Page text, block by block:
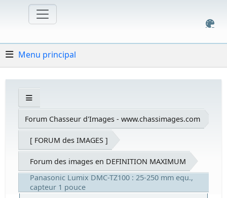
Menu principal
Forum Chasseur d'Images - www.chassimages.com
[ FORUM des IMAGES ]
Forum des images en DEFINITION MAXIMUM
Panasonic Lumix DMC-TZ100 : 25-250 mm equ.,
capteur 1 pouce